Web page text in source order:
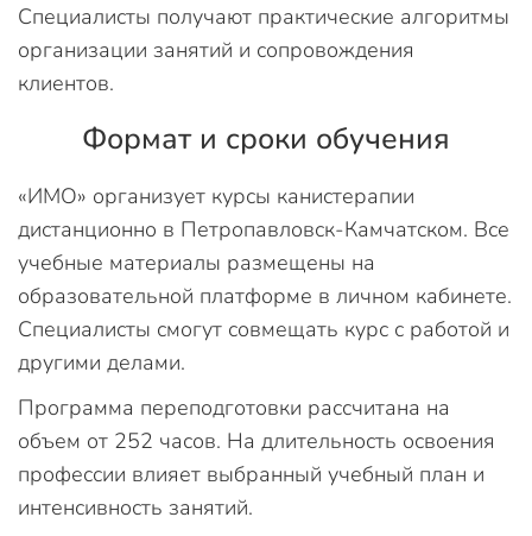
Специалисты получают практические алгоритмы
организации занятий и сопровождения
клиентов.
Формат и сроки обучения
«ИМО» организует курсы канистерапии
дистанционно в Петропавловск-Камчатском. Все
учебные материалы размещены на
образовательной платформе в личном кабинете.
Специалисты смогут совмещать курс с работой и
другими делами.
Программа переподготовки рассчитана на
объем от 252 часов. На длительность освоения
профессии влияет выбранный учебный план и
интенсивность занятий.